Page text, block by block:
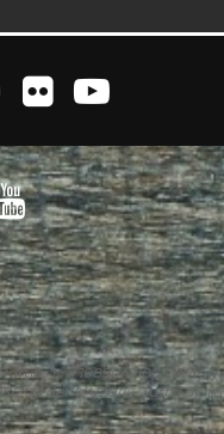
Iva 10890471005 Witaly
del 4/4/2011 – Tutti i diritti